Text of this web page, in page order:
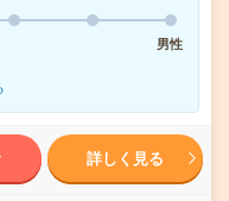
男性
詳しく見る